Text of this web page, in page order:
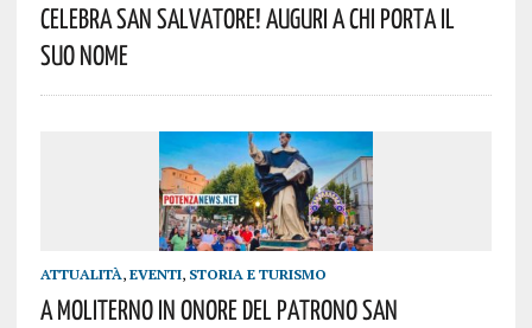
Celebra San Salvatore! Auguri A Chi Porta Il
Suo Nome
ATTUALITÀ, EVENTI, STORIA E TURISMO
A Moliterno In Onore Del Patrono San